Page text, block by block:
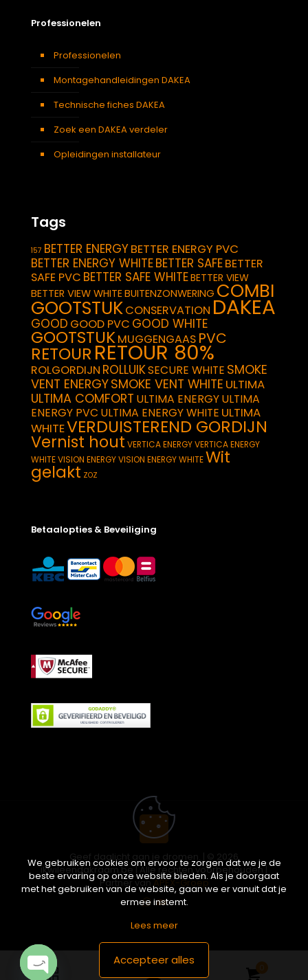
Professionelen
Professionelen
Montagehandleidingen DAKEA
Technische fiches DAKEA
Zoek een DAKEA verdeler
Opleidingen installateur
Tags
157 BETTER ENERGYBETTER ENERGY PVC
BETTER ENERGY WHITEBETTER SAFEBETTER
SAFE PVC BETTER SAFE WHITEBETTER VIEW
BETTER VIEW WHITEBUITENZONWERING COMBI
GOOTSTUKCONSERVATION DAKEA
GOOD GOOD PVC GOOD WHITE
GOOTSTUKMUGGENGAAS PVC
RETOUR RETOUR 80%
ROLGORDIJN ROLLUIKSECURE WHITE SMOKE
VENT ENERGYSMOKE VENT WHITE ULTIMA
ULTIMA COMFORT ULTIMA ENERGYULTIMA
ENERGY PVC ULTIMA ENERGY WHITE ULTIMA
WHITEVERDUISTEREND GORDIJN
Vernist hout VERTICA ENERGYVERTICA ENERGY
WHITEVISION ENERGYVISION ENERGY WHITEWit
gelakt ZOZ
Betaalopties & Beveiliging
Geef daglicht aan je dromen. | © 2026
ikwileendakraam.be | Alle rechten voorbehouden |
Partner vanAPEX-Groep
0
We gebruiken cookies om ervoor te zorgen dat we je de
beste ervaring op onze website bieden. Als je doorgaat
met het gebruiken van de website, gaan we er vanuit dat je
ermee instemt.
Lees meer
Accepteer alles